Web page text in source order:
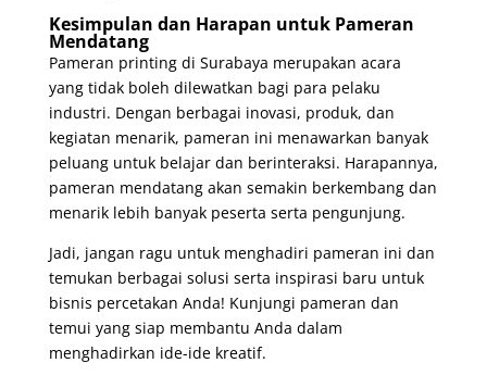
Kesimpulan dan Harapan untuk Pameran
Mendatang
Pameran printing di Surabaya merupakan acara
yang tidak boleh dilewatkan bagi para pelaku
industri. Dengan berbagai inovasi, produk, dan
kegiatan menarik, pameran ini menawarkan banyak
peluang untuk belajar dan berinteraksi. Harapannya,
pameran mendatang akan semakin berkembang dan
menarik lebih banyak peserta serta pengunjung.
Jadi, jangan ragu untuk menghadiri pameran ini dan
temukan berbagai solusi serta inspirasi baru untuk
bisnis percetakan Anda! Kunjungi pameran dan
temui yang siap membantu Anda dalam
menghadirkan ide-ide kreatif.